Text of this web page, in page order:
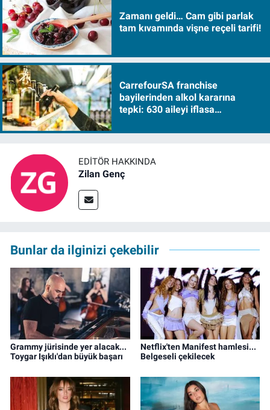
Zamanı geldi… Cam gibi parlak
tam kıvamında vişne reçeli tarifi!
CarrefourSA franchise
bayilerinden alkol kararına
tepki: 630 aileyi iflasa
EDITÖR HAKKINDA
Zilan Genç
Bunlar da ilginizi çekebilir
Grammy jürisinde yer alacak...
Toygar Işıklı'dan büyük başarı
Netflix'ten Manifest hamlesi...
Belgeseli çekilecek